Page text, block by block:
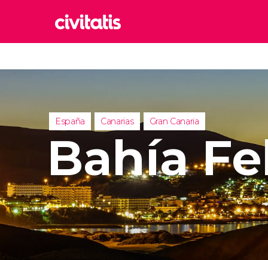
Italia
Reino
Turquía
España Canarias Gran Canaria
Bahía